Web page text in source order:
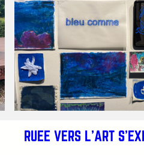
RUÉE VERS L’ART